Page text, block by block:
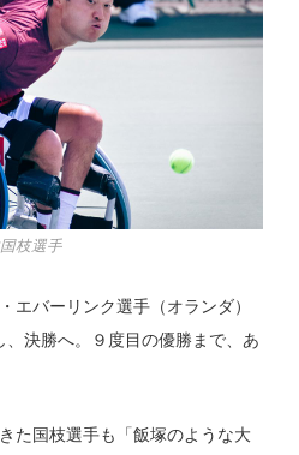
枝選手
エバーリンク選手（オランダ）
決勝へ。９度目の優勝まで、あ
た国枝選手も「飯塚のような大